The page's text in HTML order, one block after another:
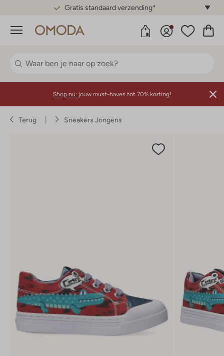
Gratis standaard verzending*
Menu
Shop nu: jouw must-haves tot 70% korting!
Terug Sneakers Jongens